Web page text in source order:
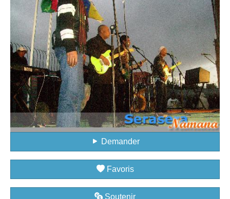
Demander
Favoris
Soutenir